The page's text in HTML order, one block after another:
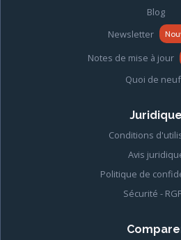
Blog
Newsletter
Notes de mise à jour
Quoi de
Juridique
Conditions
Avis
Politique de
Sécurité -